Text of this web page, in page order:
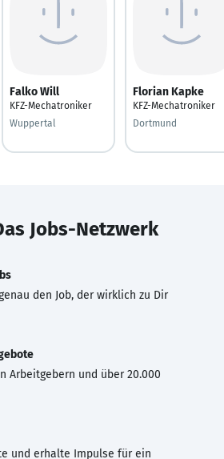
Falko Will
KFZ-Mechatroniker
Wuppertal
Florian Kapke
KFZ-Mechatroniker
Dortmund
Jobs-Netzwerk
den Job, der wirklich zu Dir
Arbeitgebern und über 20.000
und erhalte Impulse für ein